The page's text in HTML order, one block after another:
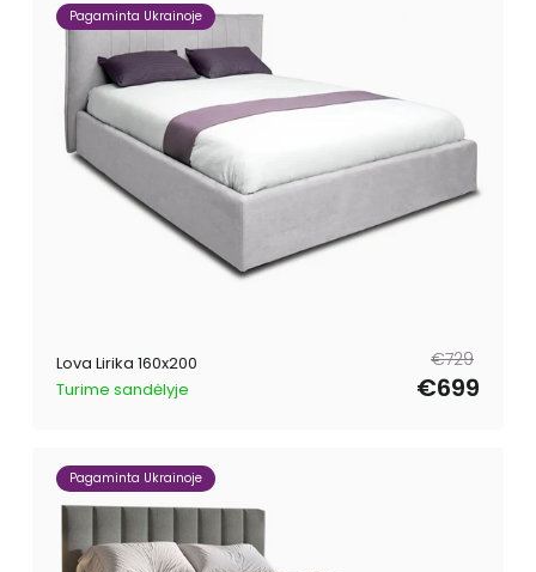
Pagaminta Ukrainoje
Lova Lirika 160x200
Turime sandėlyje
Reguliari
kaina
€729
Išpardavimo
kaina€699
Pagaminta Ukrainoje